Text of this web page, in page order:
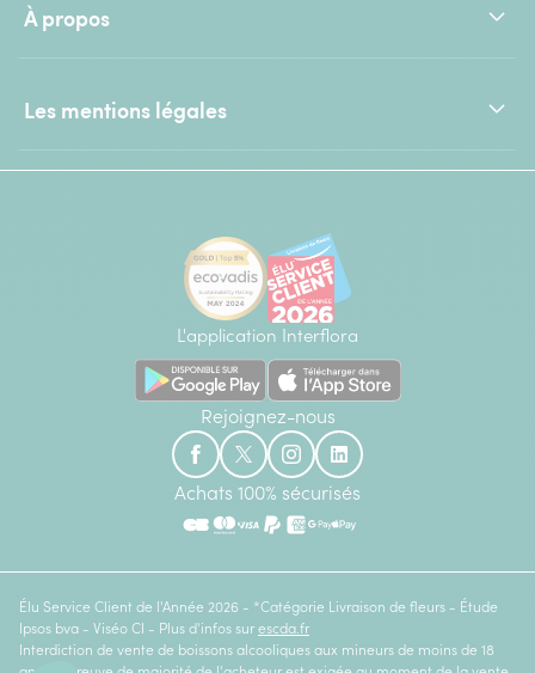
À propos
Les mentions légales
L'application Interflora
Rejoignez-nous
Achats 100% sécurisés
Élu Service Client de l'Année 2026 - *Catégorie Livraison de fleurs - Étude
Ipsos bva - Viséo CI - Plus d'infos sur escda.fr
Interdiction de vente de boissons alcooliques aux mineurs de moins de 18